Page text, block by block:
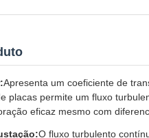
Apresenta um coeficiente de
placas permite um fluxo
eficaz mesmo com
O fluxo turbulento